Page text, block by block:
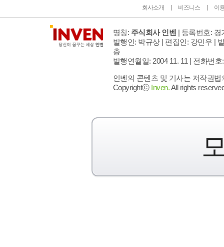
회사소개 비즈니스 이
명칭: 주식회사 인벤 | 등록번호: 경
발행인: 박규상 | 편집인: 강민우 |
층
발행연월일: 2004 11. 11 | 전화번호
인벤의 콘텐츠 및 기사는 저작권
Copyrightⓒ Inven.All rights